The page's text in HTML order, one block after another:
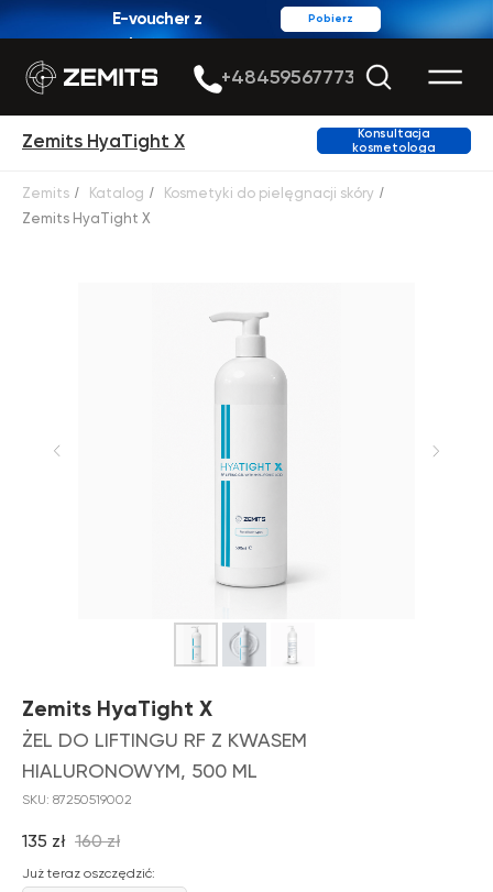
Pobierz
E-voucher z
rabatem
Zemits HyaTight X
Konsultacja
kosmetologa
Zemits / Katalog / Kosmetyki do pielęgnacji skóry /
Zemits HyaTight X
Zemits HyaTight X
ŻEL DO LIFTINGU RF Z KWASEM
HIALURONOWYM, 500 ML
SKU: 87250519002
135 zł 160 zł
Już teraz oszczędzić: